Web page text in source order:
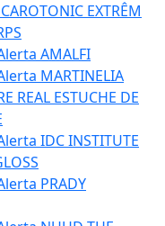
EXTRÊM
AMALFI
MARTINELIA
REAL ESTUCHE DE
IDC INSTITUTE
PRADY